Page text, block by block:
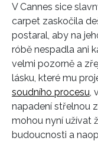
INFORMACE
REDAKCE
V Cannes sice
carpet zaskočila
postaral, aby na
róbě nespadla ani
velmi pozorně a
lásku, které mu
soudního procesu
napadení střelnou
mohou nyní užívat
budoucnosti a